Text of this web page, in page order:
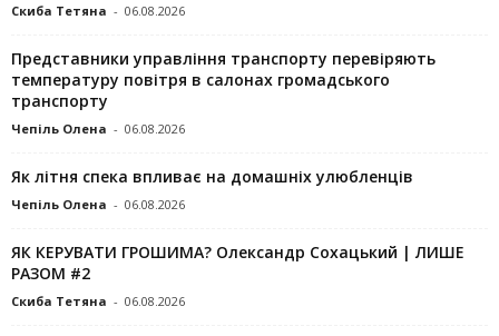
Скиба Тетяна - 06.08.2026
Представники управління транспорту перевіряють
температуру повітря в салонах громадського
транспорту
Чепіль Олена - 06.08.2026
Як літня спека впливає на домашніх улюбленців
Чепіль Олена - 06.08.2026
ЯК КЕРУВАТИ ГРОШИМА? Олександр Сохацький | ЛИШЕ
РАЗОМ #2
Скиба Тетяна - 06.08.2026